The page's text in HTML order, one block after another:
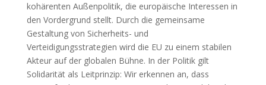
kohärenten Außenpolitik, die europäische Interessen in
den Vordergrund stellt. Durch die gemeinsame
Gestaltung von Sicherheits- und
Verteidigungsstrategien wird die EU zu einem stabilen
Akteur auf der globalen Bühne. In der Politik gilt
Solidarität als Leitprinzip: Wir erkennen an, dass